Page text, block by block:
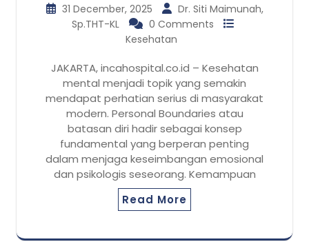
31 December, 2025
Dr. Siti Maimunah,
Sp.THT-KL
0 Comments
Kesehatan
JAKARTA, incahospital.co.id – Kesehatan
mental menjadi topik yang semakin
mendapat perhatian serius di masyarakat
modern. Personal Boundaries atau
batasan diri hadir sebagai konsep
fundamental yang berperan penting
dalam menjaga keseimbangan emosional
dan psikologis seseorang. Kemampuan
Read More